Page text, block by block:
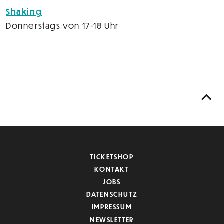
Shaking
Donnerstags von 17-18 Uhr
TICKETSHOP
KONTAKT
JOBS
DATENSCHUTZ
IMPRESSUM
NEWSLETTER